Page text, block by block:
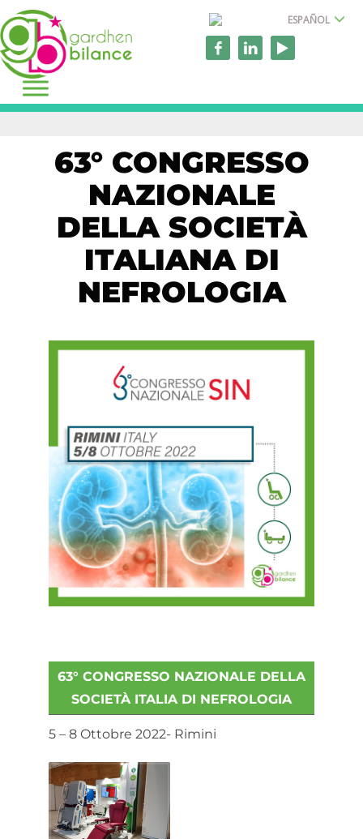
ESPAÑOL
63° CONGRESSO
NAZIONALE
DELLA SOCIETÀ
ITALIANA DI
NEFROLOGIA
63° CONGRESSO NAZIONALE DELLA
SOCIETÀ ITALIA DI NEFROLOGIA
5 – 8 Ottobre 2022- Rimini